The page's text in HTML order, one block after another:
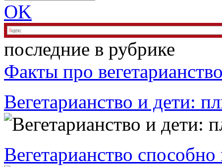
OK
последние в рубрике
Факты про
Вегетарианство и дети:
Вегетарианство